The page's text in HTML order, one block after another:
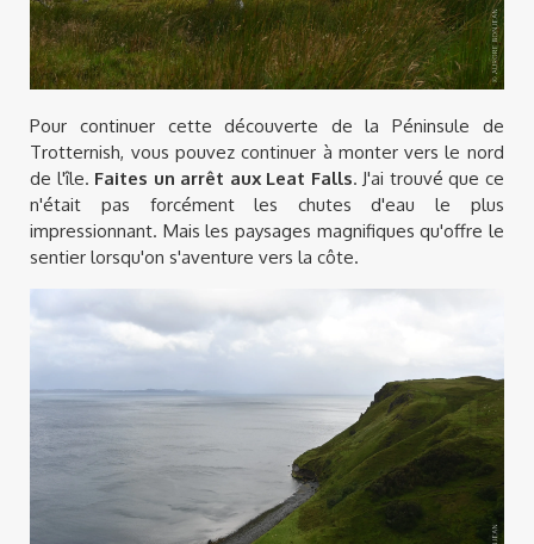
Pour continuer cette découverte de la Péninsule de
Trotternish, vous pouvez continuer à monter vers le nord
de l'île. Faites un arrêt aux Leat Falls. J'ai trouvé que ce
n'était pas forcément les chutes d'eau le plus
impressionnant. Mais les paysages magnifiques qu'offre le
sentier lorsqu'on s'aventure vers la côte.